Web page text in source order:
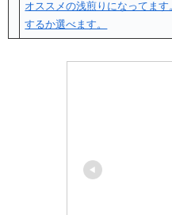
オススメの浅煎りになってま
するか選べます。